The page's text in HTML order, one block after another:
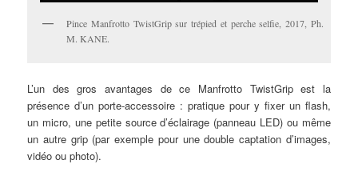
Pince Manfrotto TwistGrip sur trépied et perche selfie, 2017, Ph.
M. KANE.
L’un des gros avantages de ce Manfrotto TwistGrip est la
présence d’un porte-accessoire : pratique pour y fixer un flash,
un micro, une petite source d’éclairage (panneau LED)ou même
un autre grip (par exemple pour une double captation d’images,
vidéo ou photo).